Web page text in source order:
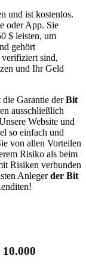
und ist kostenlos.
oder App. Sie
$ leisten, um
gehört
verifiziert sind,
und Ihr Geld
die Garantie derBit
ausschließlich
Website und
so einfach und
von allen Vorteilen
Risiko als beim
Risiken verbunden
Anlegerder Bit